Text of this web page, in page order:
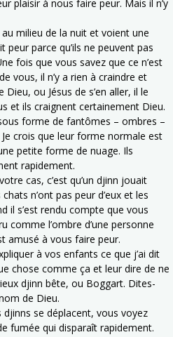
plaisir à nous faire peur. Mais il n’y
milieu de la nuit et voient une
parce qu’ils ne peuvent pas
fois que vous savez que ce n’est
vous, il n’y a rien à craindre et
ou Jésus de s’en aller, il le
et ils craignent certainement Dieu.
forme de fantômes – ombres –
crois que leur forme normale est
petite forme de nuage. Ils
rapidement.
cas, c’est qu’un djinn jouait
n’ont pas peur d’eux et les
il s’est rendu compte que vous
comme l’ombre d’une personne
amusé à vous faire peur.
à vos enfants ce que j’ai dit
chose comme ça et leur dire de ne
djinn bête, ou Boggart. Dites-
de Dieu.
se déplacent, vous voyez
fumée qui disparaît rapidement.